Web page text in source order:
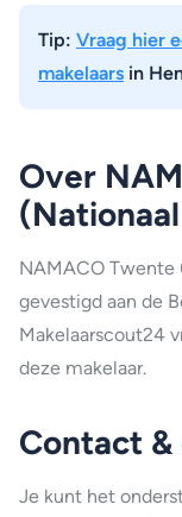
Tip: Vraag hier
makelaars in
Over
NAMACO Twente
gevestigd aan de
Makelaarscout24
deze makelaar.
Contact
Je kunt het